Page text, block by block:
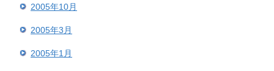
2005年10月
2005年3月
2005年1月